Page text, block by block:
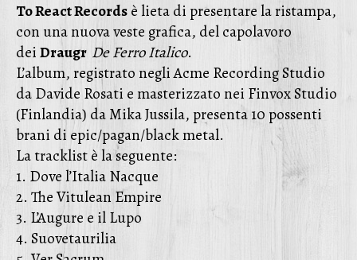
To React Recordsè lieta di presentare la ristampa,
con una nuova veste grafica, del capolavoro
deiDraugr De Ferro Italico.
L’album, registrato negli Acme Recording Studio
da Davide Rosati e masterizzato nei Finvox Studio
(Finlandia) da Mika Jussila, presenta 10 possenti
brani di epic/pagan/black metal.
La tracklist è la seguente:
1. Dove l’Italia Nacque
2. The Vitulean Empire
3. L’Augure e il Lupo
4. Suovetaurilia